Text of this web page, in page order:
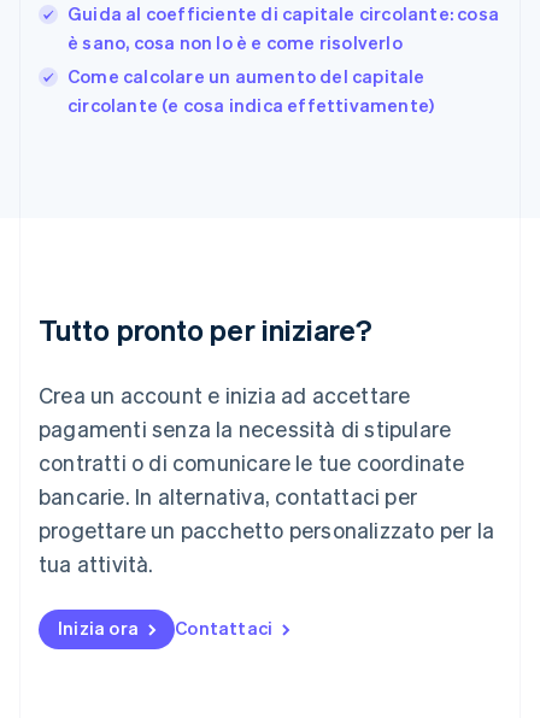
Guida al coefficiente di capitale circolante: cosa
è sano, cosa non lo è e come risolverlo
Come calcolare un aumento del capitale
circolante (e cosa indica effettivamente)
Tutto pronto per iniziare?
Crea un account e inizia ad accettare
pagamenti senza la necessità di stipulare
contratti o di comunicare le tue coordinate
bancarie. In alternativa, contattaci per
progettare un pacchetto personalizzato per la
tua attività.
Inizia ora Contattaci
English
Grecia
English
India
Lituania
Lussemburgo
Deutsch English
Malaysia
English 简体中文
Malta
Messico
EspañolEnglish
English
Nuova Zelanda